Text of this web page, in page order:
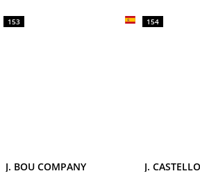
153
J. BOU COMPANY
154
J.